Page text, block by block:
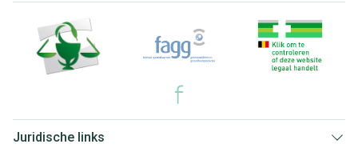
Juridische links